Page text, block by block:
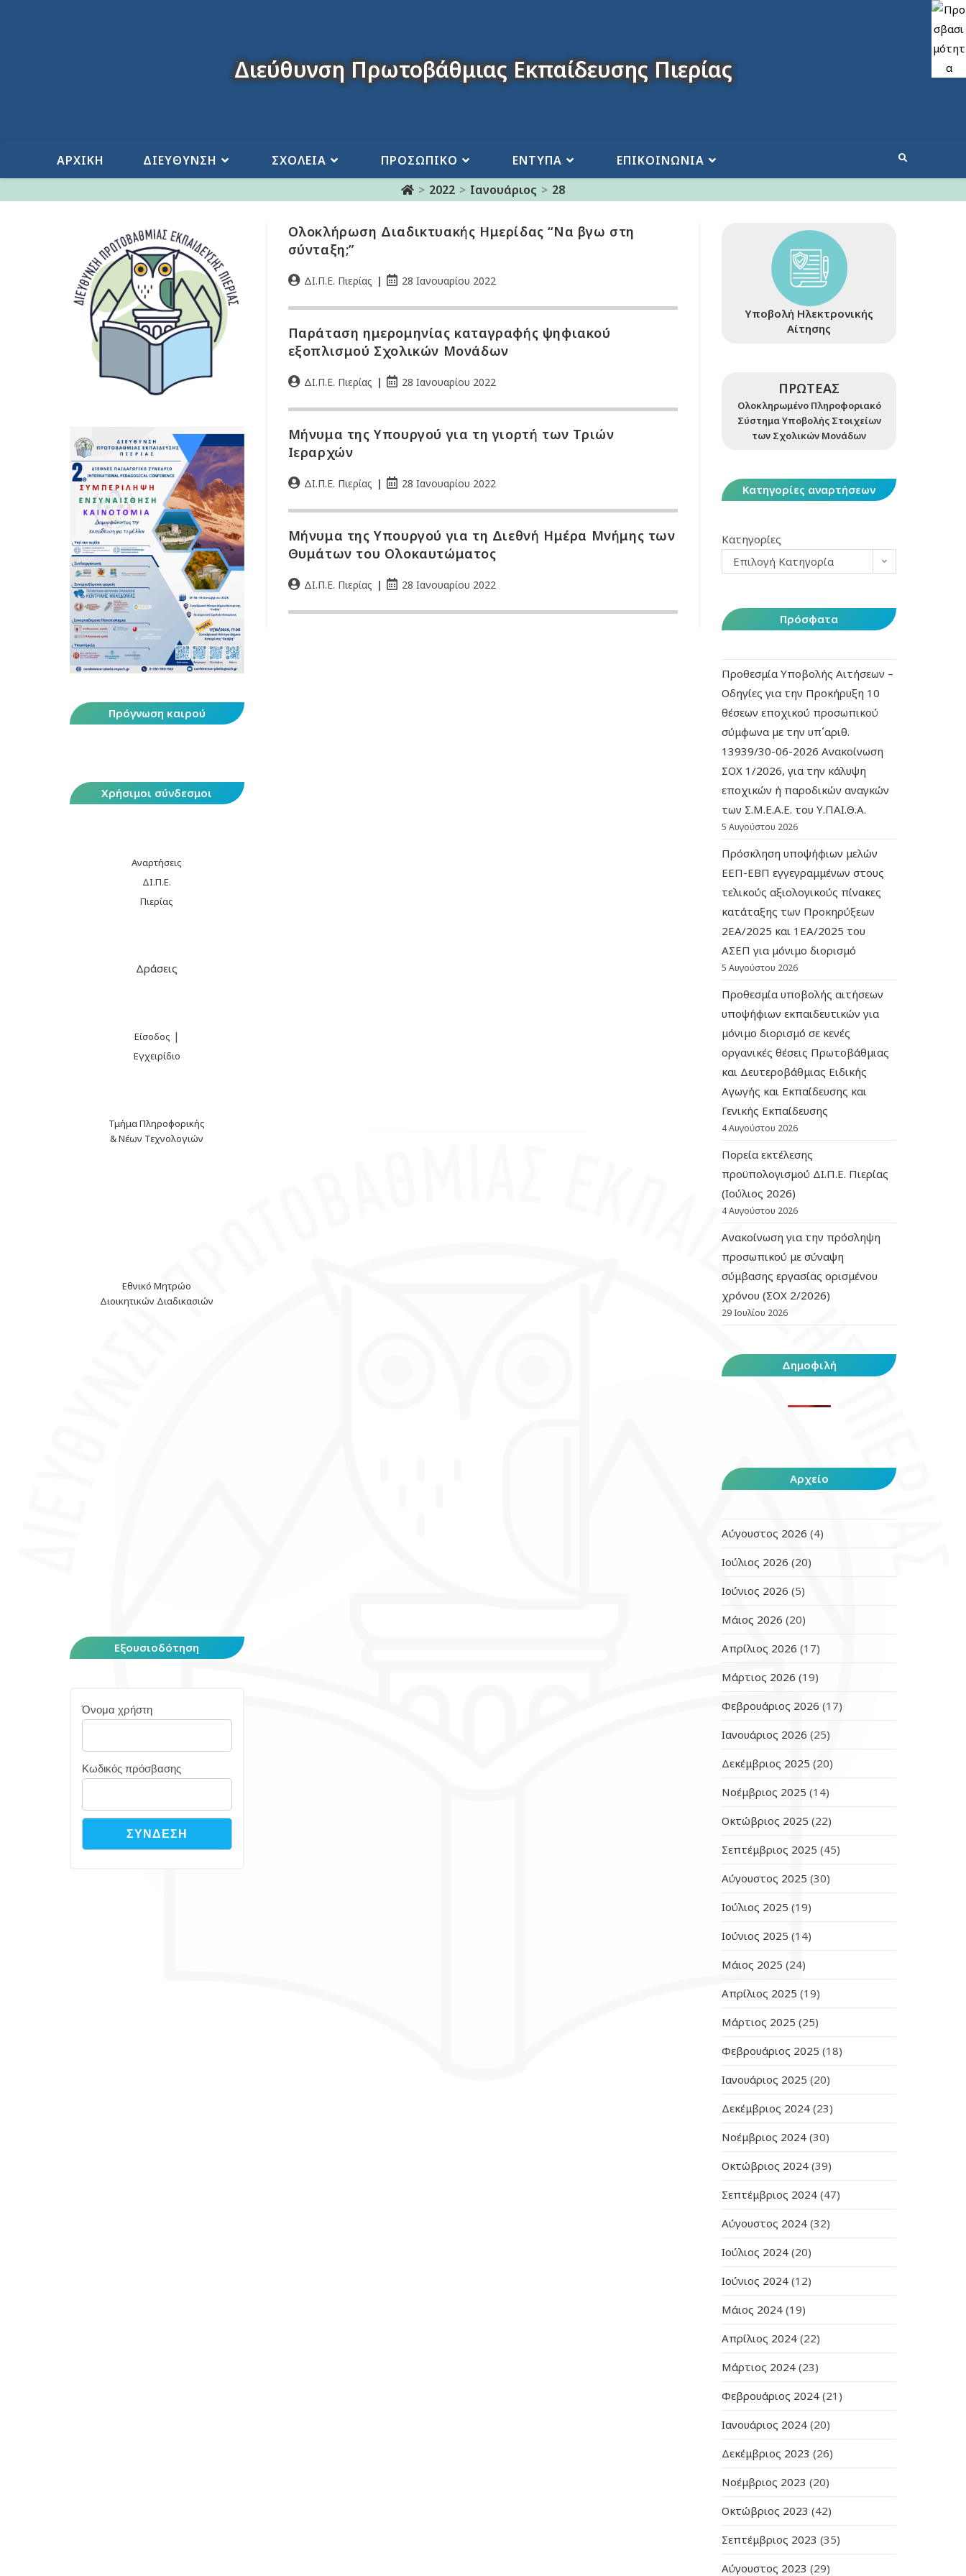
Διεύθυνση Πρωτοβάθμιας Εκπαίδευσης Πιερίας
ΑΡΧΙΚΗ ΔΙΕΥΘΥΝΣΗ ΣΧΟΛΕΙΑ ΠΡΟΣΩΠΙΚΟ ΕΝΤΥΠΑ
ΕΠΙΚΟΙΝΩΝΙΑ
> 2022 > Ιανουάριος > 28
Ολοκλήρωση Διαδικτυακής Ημερίδας “Να βγω στη
σύνταξη;”
ΔΙ.Π.Ε. Πιερίας 28 Ιανουαρίου 2022
Παράταση ημερομηνίας καταγραφής ψηφιακού
εξοπλισμού Σχολικών Μονάδων
ΔΙ.Π.Ε. Πιερίας 28 Ιανουαρίου 2022
Μήνυμα της Υπουργού για τη γιορτή των Τριών
Ιεραρχών
ΔΙ.Π.Ε. Πιερίας 28 Ιανουαρίου 2022
Μήνυμα της Υπουργού για τη Διεθνή Ημέρα Μνήμης των
Θυμάτων του Ολοκαυτώματος
ΔΙ.Π.Ε. Πιερίας 28 Ιανουαρίου 2022
Πρόγνωση καιρού
Χρήσιμοι σύνδεσμοι
Αναρτήσεις
ΔΙ.Π.Ε.
Πιερίας
Δράσεις
Είσοδος |
Εγχειρίδιο
Τμήμα Πληροφορικής
& Νέων Τεχνολογιών
Εθνικό Μητρώο
Διοικητικών Διαδικασιών
Εξουσιοδότηση
Όνομα χρήστη
Κωδικός πρόσβασης
Υποβολή Ηλεκτρονικής
Αίτησης
ΠΡΩΤΕΑΣ
Ολοκληρωμένο Πληροφοριακό
Σύστημα Υποβολής Στοιχείων
των Σχολικών Μονάδων
Κατηγορίες αναρτήσεων
Κατηγορίες
Επιλογή Κατηγορία
Πρόσφατα
Προθεσμία Υποβολής Αιτήσεων –
Οδηγίες για την Προκήρυξη 10
θέσεων εποχικού προσωπικού
σύμφωνα με την υπ΄αριθ.
13939/30-06-2026 Ανακοίνωση
ΣΟΧ 1/2026, για την κάλυψη
εποχικών ή παροδικών αναγκών
των Σ.Μ.Ε.Α.Ε. του Υ.ΠΑΙ.Θ.Α.
5 Αυγούστου 2026
Πρόσκληση υποψήφιων μελών
ΕΕΠ-ΕΒΠ εγγεγραμμένων στους
τελικούς αξιολογικούς πίνακες
κατάταξης των Προκηρύξεων
2ΕΑ/2025 και 1ΕΑ/2025 του
ΑΣΕΠ για μόνιμο διορισμό
5 Αυγούστου 2026
Προθεσμία υποβολής αιτήσεων
υποψήφιων εκπαιδευτικών για
μόνιμο διορισμό σε κενές
οργανικές θέσεις Πρωτοβάθμιας
και Δευτεροβάθμιας Ειδικής
Αγωγής και Εκπαίδευσης και
Γενικής Εκπαίδευσης
4 Αυγούστου 2026
Πορεία εκτέλεσης
προϋπολογισμού ΔΙ.Π.Ε. Πιερίας
(Ιούλιος 2026)
4 Αυγούστου 2026
Ανακοίνωση για την πρόσληψη
προσωπικού με σύναψη
σύμβασης εργασίας ορισμένου
χρόνου (ΣΟΧ 2/2026)
29 Ιουλίου 2026
Δημοφιλή
Αρχείο
Αύγουστος 2026 (4)
Ιούλιος 2026 (20)
Ιούνιος 2026 (5)
Μάιος 2026 (20)
Απρίλιος 2026 (17)
Μάρτιος 2026 (19)
Φεβρουάριος 2026 (17)
Ιανουάριος 2026 (25)
Δεκέμβριος 2025 (20)
Νοέμβριος 2025 (14)
Οκτώβριος 2025 (22)
Σεπτέμβριος 2025 (45)
Αύγουστος 2025 (30)
Ιούλιος 2025 (19)
Ιούνιος 2025 (14)
Μάιος 2025 (24)
Απρίλιος 2025 (19)
Μάρτιος 2025 (25)
Φεβρουάριος 2025 (18)
Ιανουάριος 2025 (20)
Δεκέμβριος 2024 (23)
Νοέμβριος 2024 (30)
Οκτώβριος 2024 (39)
Σεπτέμβριος 2024 (47)
Αύγουστος 2024 (32)
Ιούλιος 2024 (20)
Ιούνιος 2024 (12)
Μάιος 2024 (19)
Απρίλιος 2024 (22)
Μάρτιος 2024 (23)
Φεβρουάριος 2024 (21)
Ιανουάριος 2024 (20)
Δεκέμβριος 2023 (26)
Νοέμβριος 2023 (20)
Οκτώβριος 2023 (42)
Σεπτέμβριος 2023 (35)
Αύγουστος 2023 (29)